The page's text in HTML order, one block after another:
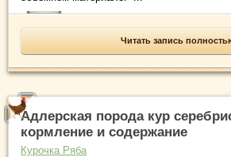
Читать запись
Адлерская порода кур
кормление и содержание
Курочка Ряба